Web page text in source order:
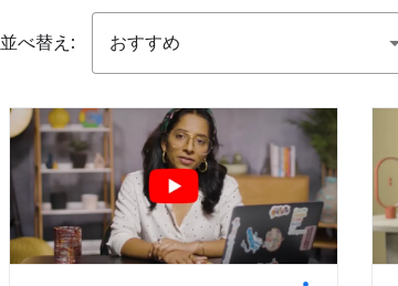
並べ替え: おすすめ